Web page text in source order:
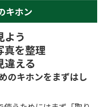
キホン
よう
真を整理
違える
のキホンをまずはし